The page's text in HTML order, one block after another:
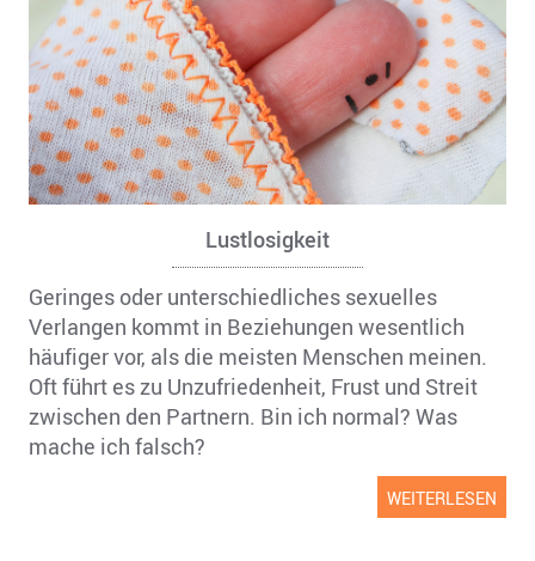
Lustlosigkeit
Geringes oder unterschiedliches sexuelles
Verlangen kommt in Beziehungen wesentlich
häufiger vor, als die meisten Menschen meinen.
Oft führt es zu Unzufriedenheit, Frust und Streit
zwischen den Partnern. Bin ich normal? Was
mache ich falsch?
WEITERLESEN